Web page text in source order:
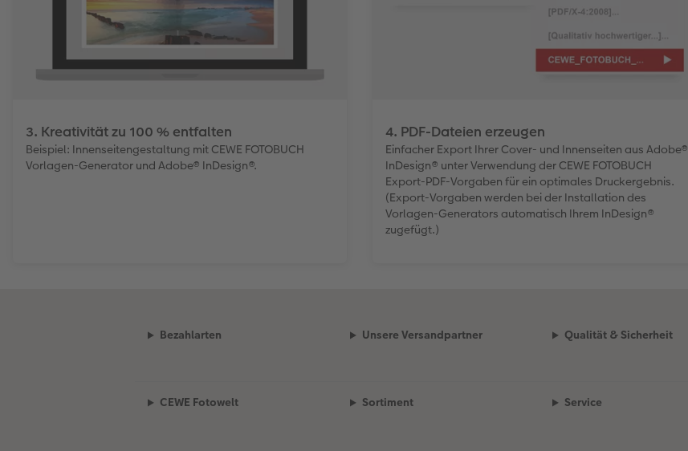
3. Kreativität zu 100 % entfalten
Beispiel: Innenseitengestaltung mit CEWE FOTOBUCH
Vorlagen-Generator und Adobe® InDesign®.
4. PDF-Dateien erzeugen
Einfacher Export Ihrer Cover- und Innenseiten aus Adobe®
InDesign® unter Verwendung der CEWE FOTOBUCH
Export-PDF-Vorgaben für ein optimales Druckergebnis.
(Export-Vorgaben werden bei der Installation des
Vorlagen-Generators automatisch Ihrem InDesign®
zugefügt.)
Bezahlarten Unsere Versandpartner Qualität & Sicherheit
CEWE Fotowelt Sortiment Service